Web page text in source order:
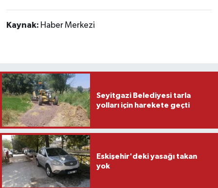
Kaynak: Haber Merkezi
Seyitgazi Belediyesi tarla
yolları için harekete geçti
Eskişehir'deki yasağı takan
yok